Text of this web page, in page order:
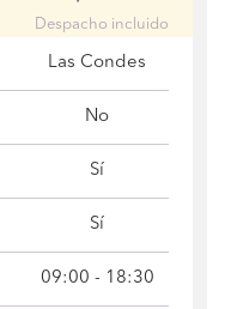
Despacho incluido
Las Condes
No
Sí
Sí
09:00 - 18:30